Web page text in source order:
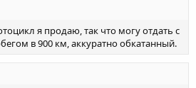
я продаю, так что могу отдать с
в 900 км, аккуратно обкатанный.